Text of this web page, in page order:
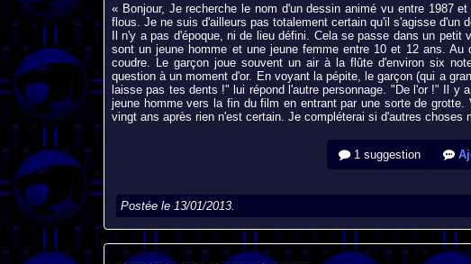
« Bonjour, Je recherche le nom d'un dessin animé vu entre 1987
flous. Je ne suis d'ailleurs pas totalement certain qu'il s'agisse d'un
Il n'y a pas d'époque, ni de lieu défini. Cela se passe dans un
sont un jeune homme et une jeune femme entre 10 et 12 ans.
coudre. Le garçon joue souvent un air à la flûte d'environ six
question à un moment d'or. En voyant la pépite, le garçon (qui a
laisse pas tes dents !" lui répond l'autre personnage. "De l'or !" Il
jeune homme vers la fin du film en entrant par une sorte de
vingt ans après rien n'est certain. Je compléterai si d'autres choses
1 suggestion
Postée le 13/01/2013.